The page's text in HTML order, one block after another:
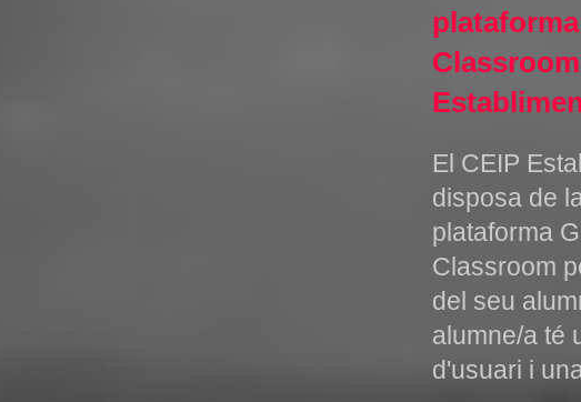
El CEIP
disposa de
plataforma
Classroom
del seu
alumne/a té
d'usuari i